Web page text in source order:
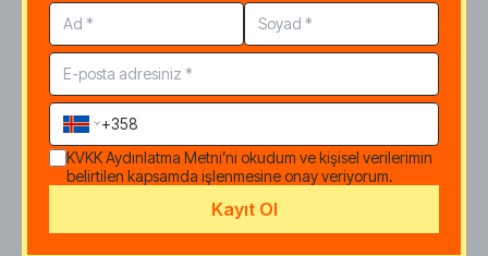
gösterin
Boyalı saçlar yazın güneş, klor ve tuzlu sudan daha
hızlı etkilenebilir. Renk solması, mat görünüm ve
sertlik hissi bu dönemde daha belirgin olabilir. Bu
nedenle boyalı saçlarda nazik temizlik, saç
uçlarına düzenli bakım ve güneşten fiziksel koruma
KVKK Aydınlatma Metni’ni okudum ve kişisel verilerimin
belirtilen kapsamda işlenmesine onay veriyorum.
Kayıt Ol